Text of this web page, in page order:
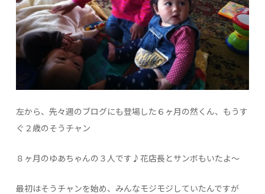
左から、先々週のブログにも登場した６ヶ月の然くん、もうす
ぐ２歳のそうチャン
８ヶ月のゆあちゃんの３人です♪花店長とサンボもいたよ～
最初はそうチャンを始め、みんなモジモジしていたんですが